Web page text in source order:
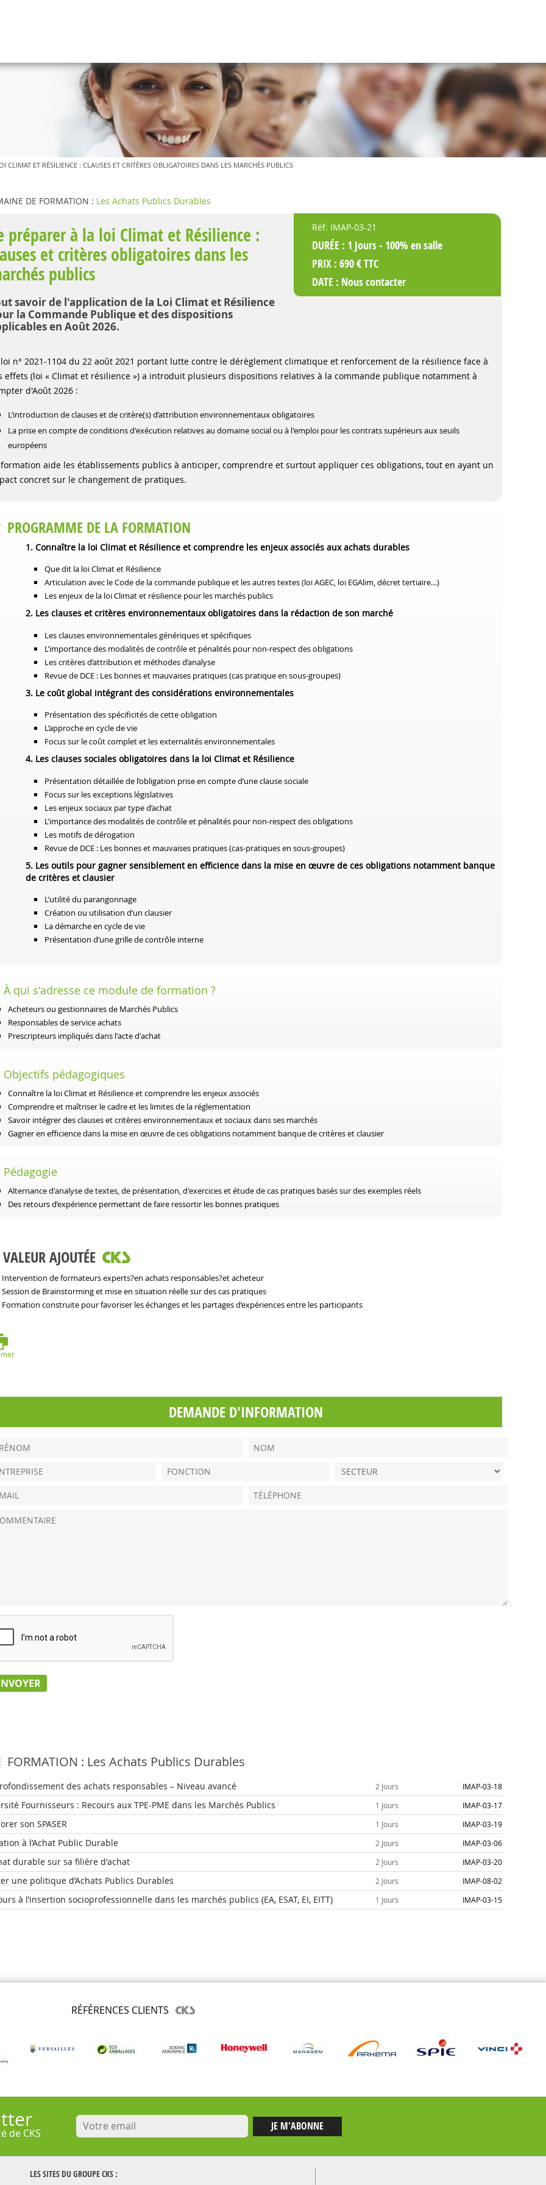
CLIMAT ET RÉSILIENCE : CLAUSES ET CRITÈRES OBLIGATOIRES DANS LES MARCHÉS PUBLICS
DE FORMATION : Les Achats Publics Durables
préparer à la loi Climat et Résilience :
et critères obligatoires dans les
publics
savoir de l'application de la Loi Climat et Résilience
la Commande Publique et des dispositions
en Août 2026.
Réf. IMAP-03-21
DURÉE : 1 Jours - 100% en salle
PRIX : 690 € TTC
DATE : Nous contacter
n° 2021-1104 du 22 août 2021 portant lutte contre le dérèglement climatique et renforcement de la résilience face à
effets (loi « Climat et résilience ») a introduit plusieurs dispositions relatives à la commande publique notamment à
d'Août 2026 :
L’introduction de clauses et de critère(s) d’attribution environnementaux obligatoires
La prise en compte de conditions d'exécution relatives au domaine social ou à l'emploi pour les contrats supérieurs aux seuils
européens
formation aide les établissements publics à anticiper, comprendre et surtout appliquer ces obligations, tout en ayant un
concret sur le changement de pratiques.
PROGRAMME DE LA FORMATION
1. Connaître la loi Climat et Résilience et comprendre les enjeux associés aux achats durables
Que dit la loi Climat et Résilience
Articulation avec le Code de la commande publique et les autres textes (loi AGEC, loi EGAlim, décret tertiaire…)
Les enjeux de la loi Climat et résilience pour les marchés publics
2. Les clauses et critères environnementaux obligatoires dans la rédaction de son marché
Les clauses environnementales génériques et spécifiques
L’importance des modalités de contrôle et pénalités pour non-respect des obligations
Les critères d’attribution et méthodes d’analyse
Revue de DCE : Les bonnes et mauvaises pratiques(cas pratique en sous-groupes)
3. Le coût global intégrant des considérations environnementales
Présentation des spécificités de cette obligation
L’approche en cycle de vie
Focus sur le coût complet et les externalités environnementales
4. Les clauses sociales obligatoires dans la loi Climat et Résilience
Présentation détaillée de l’obligation prise en compte d’une clause sociale
Focus sur les exceptions législatives
Les enjeux sociaux par type d’achat
L’importance des modalités de contrôle et pénalités pour non-respect des obligations
Les motifs de dérogation
Revue de DCE : Les bonnes et mauvaises pratiques (cas-pratiques en sous-groupes)
5. Les outils pour gagner sensiblement en efficience dans la mise en œuvre de ces obligations notamment banque
de critères et clausier
L’utilité du parangonnage
Création ou utilisation d’un clausier
La démarche en cycle de vie
Présentation d’une grille de contrôle interne
À qui s'adresse ce module de formation ?
Acheteurs ou gestionnaires de Marchés Publics
Responsables de service achats
Prescripteurs impliqués dans l'acte d'achat
Objectifs pédagogiques
Connaître la loi Climat et Résilience et comprendre les enjeux associés
Comprendre et maîtriser le cadre et les limites de la réglementation
Savoir intégrer des clauses et critères environnementaux et sociaux dans ses marchés
Gagner en efficience dans la mise en œuvre de ces obligations notamment banque de critères et clausier
Pédagogie
Alternance d'analyse de textes, de présentation, d'exercices et étude de cas pratiques basés sur des exemples réels
Des retours d’expérience permettant de faire ressortir les bonnes pratiques
VALEUR AJOUTÉE
Intervention de formateurs experts?en achats responsables?et acheteur
Session de Brainstorming et mise en situation réelle sur des cas pratiques
Formation construite pour favoriser les échanges et les partages d’expériences entre les participants
DEMANDE D'INFORMATION
FORMATION : Les Achats Publics Durables
des achats responsables – Niveau avancé 2 Jours IMAP-03-18
Fournisseurs : Recours aux TPE-PME dans les Marchés Publics 1 Jours IMAP-03-17
son SPASER 1 Jours IMAP-03-19
à l’Achat Public Durable 2 Jours IMAP-03-06
durable sur sa filière d'achat 2 Jours IMAP-03-20
une politique d’Achats Publics Durables 2 Jours IMAP-08-02
à l’insertion socioprofessionnelle dans les marchés publics (EA, ESAT, EI, EITT) 1 Jours IMAP-03-15
RÉFÉRENCES CLIENTS
de CKS
LES SITES DU GROUPECKS :